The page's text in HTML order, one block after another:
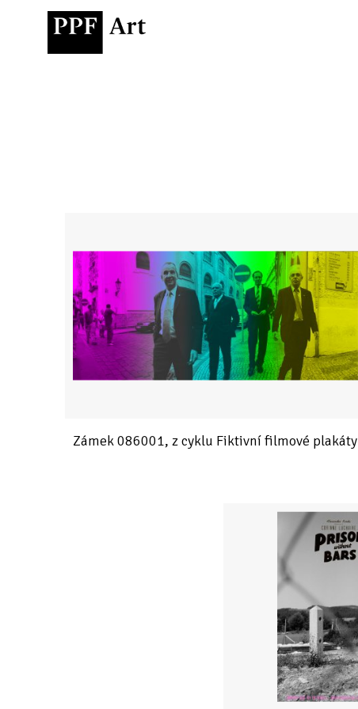
Zámek 086001, z cyklu Fiktivní filmové plakáty